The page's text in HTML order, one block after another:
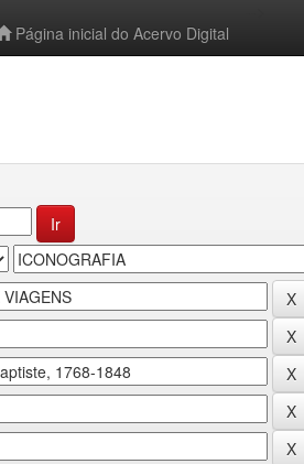
Página inicial do Acervo Digital